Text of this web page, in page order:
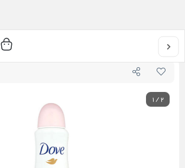
خانه اسپری ضد تعریق اینویزیبل Invisible داو
1/2